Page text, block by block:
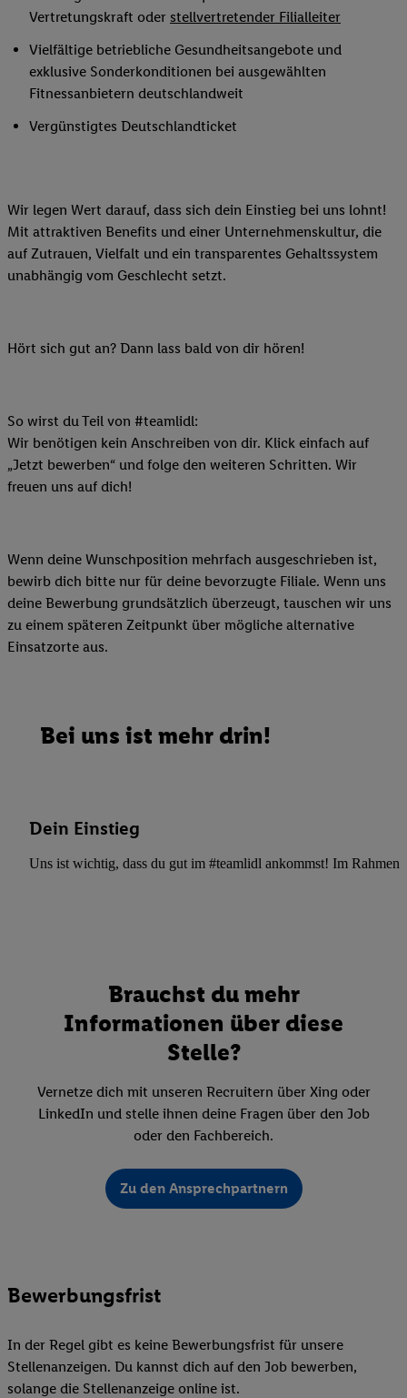
Vertretungskraft oder stellvertretender Filialleiter
Vielfältige betriebliche Gesundheitsangebote und
exklusive Sonderkonditionen bei ausgewählten
Fitnessanbietern deutschlandweit
Vergünstigtes Deutschlandticket
Wir legen Wert darauf, dass sich dein Einstieg bei uns lohnt!
Mit attraktiven Benefits und einer Unternehmenskultur, die
auf Zutrauen, Vielfalt und ein transparentes Gehaltssystem
unabhängig vom Geschlecht setzt.
Hört sich gut an? Dann lass bald von dir hören!
So wirst du Teil von #teamlidl:
Wir benötigen kein Anschreiben von dir. Klick einfach auf
„Jetzt bewerben“ und folge den weiteren Schritten. Wir
freuen uns auf dich!
Wenn deine Wunschposition mehrfach ausgeschrieben ist,
bewirb dich bitte nur für deine bevorzugte Filiale. Wenn uns
deine Bewerbung grundsätzlich überzeugt, tauschen wir uns
zu einem späteren Zeitpunkt über mögliche alternative
Einsatzorte aus.
Bei uns ist mehr drin!
Dein Einstieg
Uns ist wichtig, dass du gut im #teamlidl ankommst! Im Rahmen
Brauchst du mehr
Informationen über diese
Stelle?
Vernetze dich mit unseren Recruitern über Xing oder
LinkedIn und stelle ihnen deine Fragen über den Job
oder den Fachbereich.
Zu den Ansprechpartnern
Bewerbungsfrist
In der Regel gibt es keine Bewerbungsfrist für unsere
Stellenanzeigen. Du kannst dich auf den Job bewerben,
solange die Stellenanzeige online ist.